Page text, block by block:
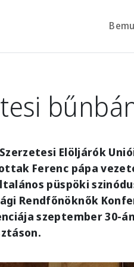
Elöljárók
Ferenc pápa
püspöki
Rendfőnöknők
szeptember 30-